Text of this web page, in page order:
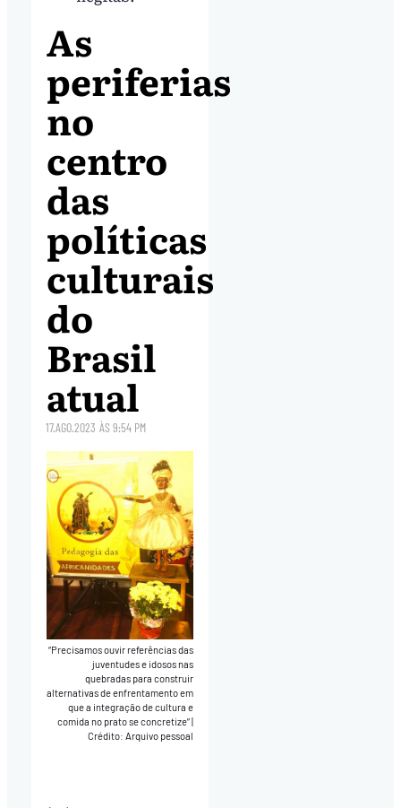
As
periferias
no
centro
das
políticas
culturais
do
Brasil
atual
17.AGO.2023 ÀS9:54 PM
“Precisamos ouvir referências das
juventudes e idosos nas
quebradas para construir
alternativas de enfrentamento em
que a integração de cultura e
comida no prato se concretize”
Crédito: Arquivo pessoal